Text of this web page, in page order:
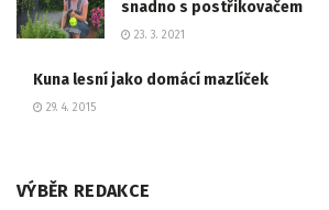
snadno s postřikovačem
23. 3. 2021
Kuna lesní jako domácí mazlíček
29. 4. 2015
VÝBĚR REDAKCE